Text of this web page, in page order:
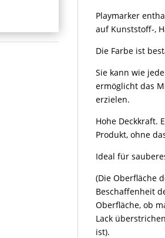
Playmarker
auf Kunststoff-,
Die Farbe ist
Sie kann wie
ermöglicht das
erzielen.
Hohe Deckkraft.
Produkt, ohne
Ideal für
(Die Oberfläche
Beschaffenheit
Oberfläche, ob
Lack
ist).